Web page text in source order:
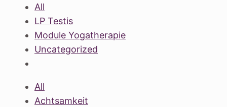
All
LP Testis
Module Yogatherapie
Uncategorized
All
Achtsamkeit